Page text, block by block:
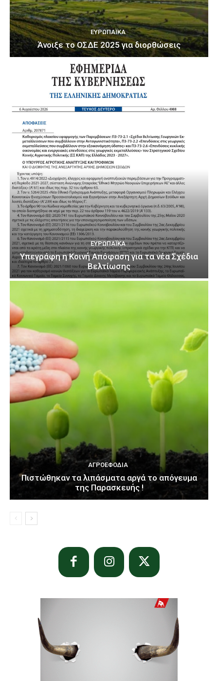
ΕΥΡΩΠΑΪΚΆ
Άνοιξε το ΟΣΔΕ 2025 για διορθώσεις
ΕΥΡΩΠΑΪΚΆ
Υπεγράφη η Κοινή Απόφαση για τα νέα Σχέδια
Βελτίωσης
ΑΓΡΟΕΦΌΔΙΑ
Πιστώθηκαν τα λιπάσματα αργά το απόγευμα
της Παρασκευής !